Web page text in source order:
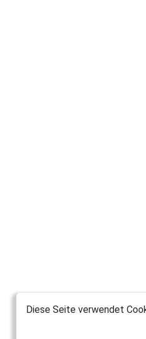
Diese Seite verwendet